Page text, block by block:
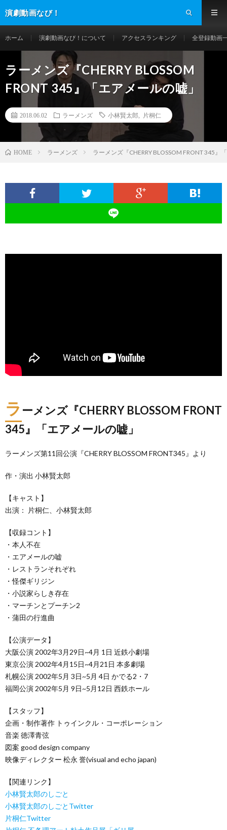
演劇動画なび！
ホーム 演劇動画なび！について アクセスランキング 全登録動画
ラーメンズ『CHERRY BLOSSOM
FRONT 345』「エアメールの嘘」
2018.06.02 ラーメンズ 小林賢太郎 片桐仁
HOME ラーメンズ ラーメンズ『CHERRY BLOSSOM FRONT 345』
ラ ーメンズ『CHERRY BLOSSOM FRONT
345』「エアメールの嘘」
ラーメンズ第11回公演『CHERRY BLOSSOM FRONT345』より
作・演出 小林賢太郎
【キャスト】
出演： 片桐仁、小林賢太郎
【収録コント】
・本人不在
・エアメールの嘘
・レストランそれぞれ
・怪傑ギリジン
・小説家らしき存在
・マーチンとプーチン2
・蒲田の行進曲
【公演データ】
大阪公演 2002年3月29日~4月 1日 近鉄小劇場
東京公演 2002年4月15日~4月21日 本多劇場
札幌公演 2002年5月 3日~5月 4日 かでる2・7
福岡公演 2002年5月 9日~5月12日 西鉄ホール
【スタッフ】
企画・制作著作 トゥインクル・コーポレーション
音楽 徳澤青弦
図案 good design company
映像ディレクター 松永 誉(visual and echo japan)
【関連リンク】
小林賢太郎のしごと
小林賢太郎のしごとTwitter
片桐仁Twitter